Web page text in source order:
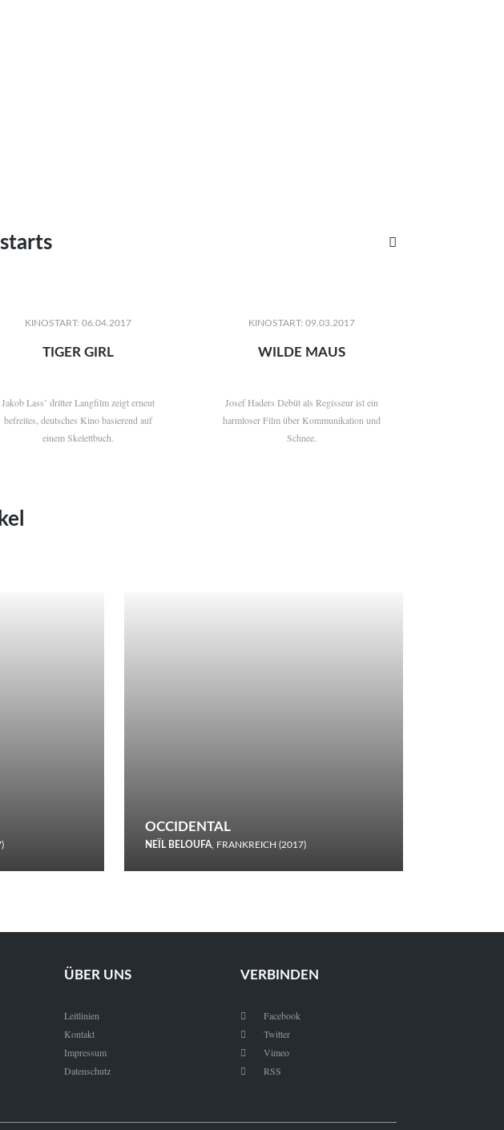

KINOSTART: 06.04.2017
TIGER GIRL
Jakob Lass’ dritter Langfilm zeigt erneut
befreites, deutsches Kino basierend auf
einem Skelettbuch.
KINOSTART: 09.03.2017
WILDE MAUS
Josef Haders Debüt als Regisseur ist ein
harmloser Film über Kommunikation und
Schnee.
OCCIDENTAL
NEÏL BELOUFA, FRANKREICH (2017)
ÜBER UNS
Leitlinien
Kontakt
Impressum
Datenschutz
VERBINDEN
 Facebook
 Twitter
 Vimeo
 RSS